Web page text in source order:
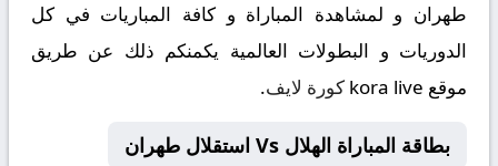
طهران و لمشاهدة المباراة و كافة المباريات في كل
الدوريات و البطولات العالمية يكمنكم ذلك عن طريق
موقع kora live كورة لايف.
بطاقة المباراة الهلال Vs استقلال طهران